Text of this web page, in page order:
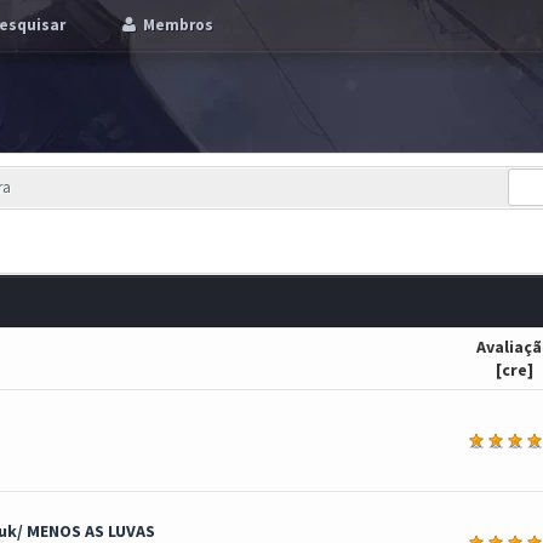
Membros
[cre]
MENOS AS LUVAS